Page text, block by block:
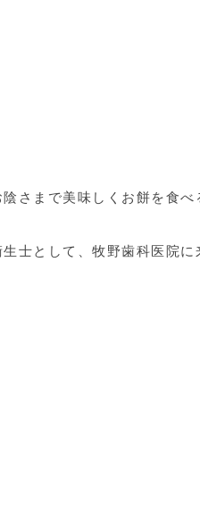
さまで美味しくお餅を食
士として、牧野歯科医院